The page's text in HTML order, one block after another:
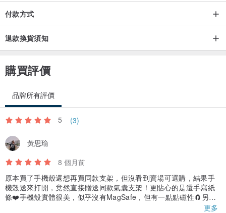
付款方式
退款換貨須知
購買評價
品牌所有評價
5 (3)
黃思瑜
8 個月前
原本買了手機殼還想再買同款支架，但沒看到賣場可選購，結果手
機殼送來打開，竟然直接贈送同款氣囊支架！更貼心的是還手寫紙
條❤️手機殼實體很美，似乎沒有MagSafe，但有一點點磁性🧲另外
就是側邊偏厚，相機按鈕那邊也有挖空，要稍微用力點按。整體來
更多